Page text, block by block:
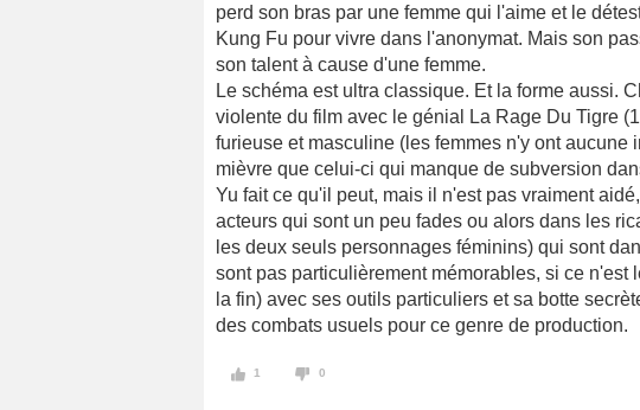
perd son bras par une femme qui l'aime et le
Kung Fu pour vivre dans l'anonymat. Mais son
son talent à cause d'une femme.
Le schéma est ultra classique. Et la forme aussi.
violente du film avec le génial La Rage Du Tigre
furieuse et masculine (les femmes n'y ont aucune
mièvre que celui-ci qui manque de subversion
Yu fait ce qu'il peut, mais il n'est pas vraiment
acteurs qui sont un peu fades ou alors dans les
les deux seuls personnages féminins) qui sont
sont pas particulièrement mémorables, si ce n'est
la fin) avec ses outils particuliers et sa botte
des combats usuels pour ce genre de production.
1 0